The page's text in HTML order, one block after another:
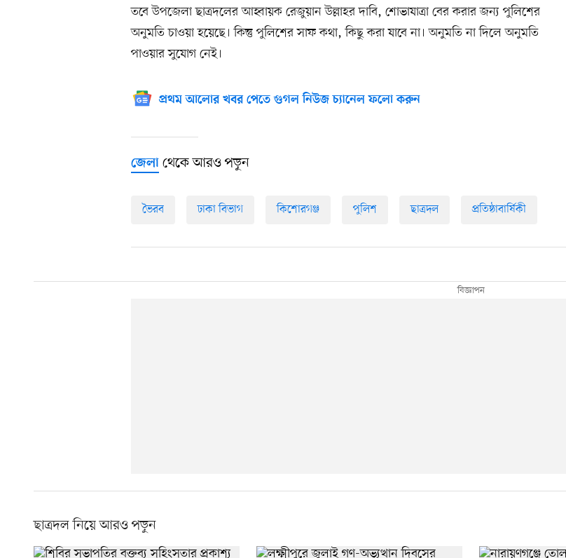
তবে উপজেলা ছাত্রদলের আহ্বায়ক রেজুয়ান উল্লাহর দাবি, শোভাযাত্রা বের করার জন্য পুলিশের
অনুমতি চাওয়া হয়েছে। কিন্তু পুলিশের সাফ কথা, কিছু করা যাবে না। অনুমতি না দিলে অনুমতি
পাওয়ার সুযোগ নেই।
প্রথম আলোর খবর পেতে গুগল নিউজ চ্যানেল ফলো করুন
জেলা থেকে আরও পড়ুন
ভৈরব ঢাকা বিভাগ কিশোরগঞ্জ পুলিশ ছাত্রদল প্রতিষ্ঠাবার্ষিকী
ছাত্রদল নিয়ে আরও পড়ুন